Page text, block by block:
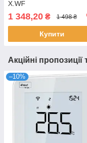
X.WF
1 348,20 ₴ 1 498 ₴
Купити
Акційні
–10%